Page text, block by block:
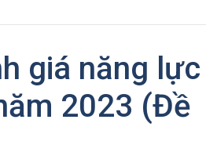
giá năng lực
2023 (Đề